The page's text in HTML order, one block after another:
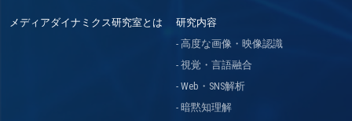
メディアダイナミクス研究室とは
研究内容
高度な画像・映像認識
視覚・言語融合
Web・SNS解析
暗黙知理解